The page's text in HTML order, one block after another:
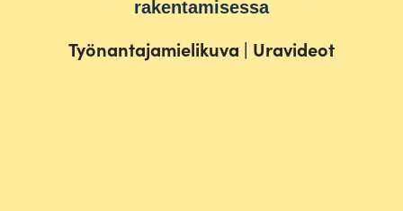
rakentamisessa
Työnantajamielikuva | Uravideot